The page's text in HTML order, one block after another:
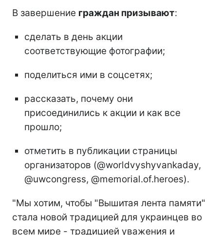
В завершение граждан призывают:
сделать в день акции
соответствующие фотографии;
поделиться ими в соцсетях;
рассказать, почему они
присоединились к акции и как все
прошло;
отметить в публикации страницы
организаторов (@worldvyshyvankaday,
@uwcongress, @memorial.of.heroes).
"Мы хотим, чтобы "Вышитая лента памяти"
стала новой традицией для украинцев во
всем мире - традицией уважения и